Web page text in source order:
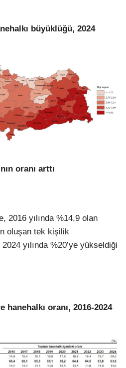
büyüklüğü, 2024
oranı arttı
2016 yılında %14,9 olan
oluşan tek kişilik
2024 yılında %20’ye yükseldiği
hanehalkı oranı, 2016-2024